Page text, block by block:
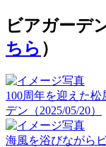
ビアガーデ
ちら ）
100周年を迎えた
デン（2025/05/20）
海風を浴びながら